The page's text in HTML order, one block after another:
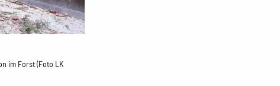
im Forst (Foto LK